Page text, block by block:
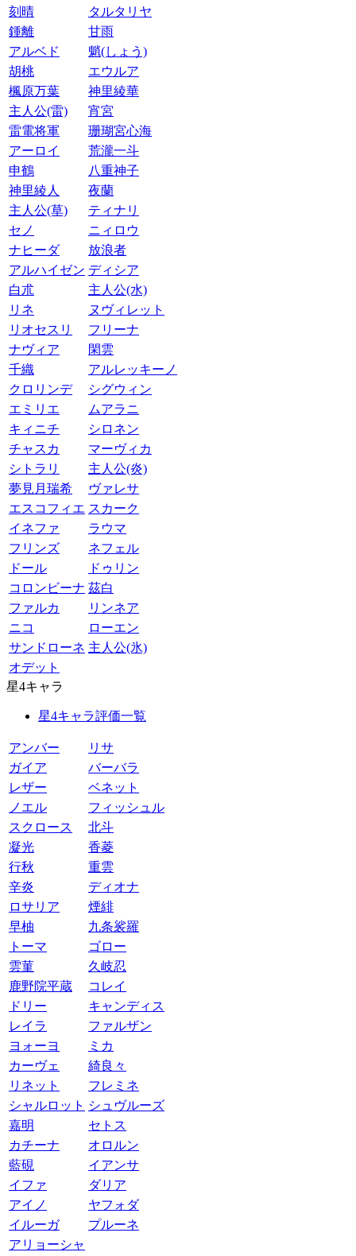
刻晴
タルタリヤ
鍾離
甘雨
アルベド
魈(しょう)
胡桃
エウルア
楓原万葉
神里綾華
主人公(雷)
宵宮
雷電将軍
珊瑚宮心海
アーロイ
荒瀧一斗
申鶴
八重神子
神里綾人
夜蘭
主人公(草)
ティナリ
セノ
ニィロウ
ナヒーダ
放浪者
アルハイゼン ディシア
白朮
主人公(水)
リネ
ヌヴィレット
リオセスリ
フリーナ
ナヴィア
閑雲
千織
アルレッキーノ
クロリンデ
シグウィン
エミリエ
ムアラニ
キィニチ
シロネン
チャスカ
マーヴィカ
シトラリ
主人公(炎)
夢見月瑞希
ヴァレサ
エスコフィエ スカーク
イネファ
ラウマ
フリンズ
ネフェル
ドール
ドゥリン
コロンビーナ 茲白
ファルカ
リンネア
ニコ
ローエン
サンドローネ 主人公(氷)
オデット
星4キャラ
星4キャラ評価一覧
アンバー
リサ
ガイア
バーバラ
レザー
ベネット
ノエル
フィッシュル
スクロース
北斗
凝光
香菱
行秋
重雲
辛炎
ディオナ
ロサリア
煙緋
早柚
九条裟羅
トーマ
ゴロー
雲菫
久岐忍
鹿野院平蔵
コレイ
ドリー
キャンディス
レイラ
ファルザン
ヨォーヨ
ミカ
カーヴェ
綺良々
リネット
フレミネ
シャルロット シュヴルーズ
嘉明
セトス
カチーナ
オロルン
藍硯
イアンサ
イファ
ダリア
アイノ
ヤフォダ
イルーガ
プルーネ
アリョーシャ